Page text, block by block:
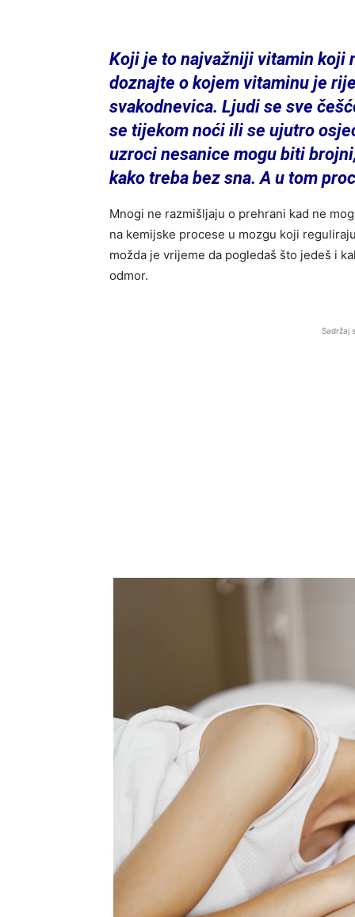
Koji je to najvažniji vitamin koji
doznajte o kojem vitaminu je
svakodnevica. Ljudi se sve
se tijekom noći ili se ujutro
uzroci nesanice mogu biti
kako treba bez sna. A u tom
Mnogi ne razmišljaju o prehrani kad ne
na kemijske procese u mozgu koji
možda je vrijeme da pogledaš što jedeš i
odmor.
Sadržaj